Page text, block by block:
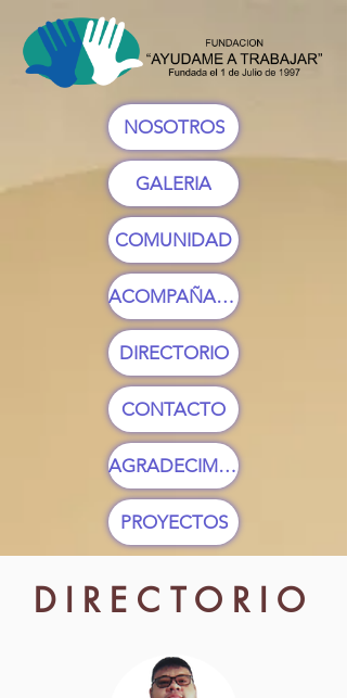
NOSOTROS
GALERIA
COMUNIDAD
ACOMPAÑAMIENTO
DIRECTORIO
CONTACTO
AGRADECIMIENTO
PROYECTOS
DIRECTORIO